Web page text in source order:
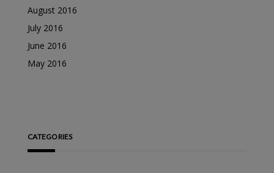
August 2016
July 2016
June 2016
May 2016
CATEGORIES